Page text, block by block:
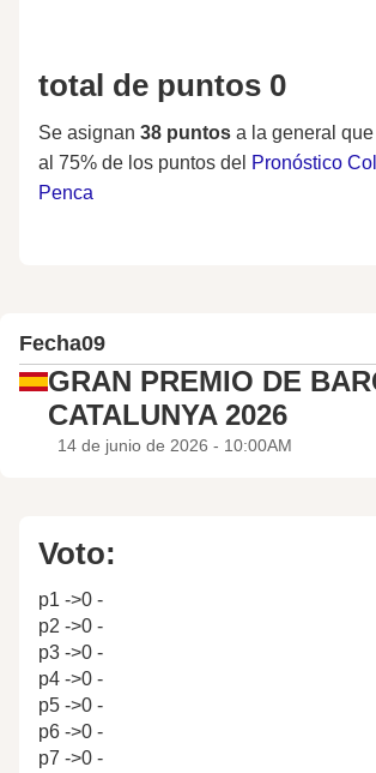
total de puntos 0
Se asignan 38 puntos a la general
al 75% de los puntos del Pronóstico
Penca
Fecha09
GRAN PREMIO DE
CATALUNYA 2026
14 de junio de 2026 - 10:00AM
Voto:
p1 ->0 -
p2 ->0 -
p3 ->0 -
p4 ->0 -
p5 ->0 -
p6 ->0 -
p7 ->0 -